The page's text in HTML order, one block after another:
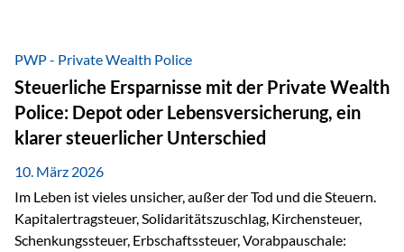
Stunden pro Jahr für vertrieblich tätige Personen in der
Versicherungsbranche. Über die Weiterbildungsdatenbank
von „gut beraten“ können absolvierte Bildungsmaßnahmen
zentral erfasst und dokumentiert werden. „gut beraten“
zertifiziert Als zertifizierter Bildungsanbieter können unsere
Webinare nun für die…
PWP - Private Wealth Police
Steuerliche Ersparnisse mit der Private Wealth
Police: Depot oder Lebensversicherung, ein
klarer steuerlicher Unterschied
10. März 2026
Im Leben ist vieles unsicher, außer der Tod und die Steuern.
Kapitalertragsteuer, Solidaritätszuschlag, Kirchensteuer,
Schenkungssteuer, Erbschaftssteuer, Vorabpauschale: